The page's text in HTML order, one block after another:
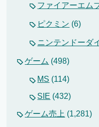
ファイアーエム
ピクミン (6)
ニンテンドーダ
ゲーム (498)
MS (114)
SIE (432)
ゲーム売上 (1,281)